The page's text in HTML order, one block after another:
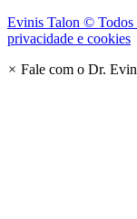
Evinis Talon © Todos
privacidade e cookies
× Fale com o Dr.